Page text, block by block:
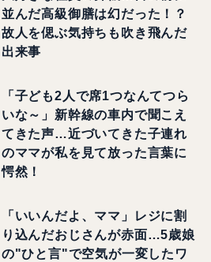
並んだ高級御膳は幻だった！？
故人を偲ぶ気持ちも吹き飛んだ
出来事
「子ども2人で席1つなんてつら
いな～」新幹線の車内で聞こえ
てきた声…近づいてきた子連れ
のママが私を見て放った言葉に
愕然！
「いいんだよ、ママ」レジに割
り込んだおじさんが赤面…5歳娘
の"ひと言"で空気が一変したワ